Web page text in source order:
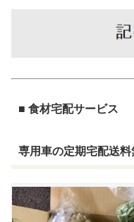
■ 食材宅配サービス
専用車の定期宅配送